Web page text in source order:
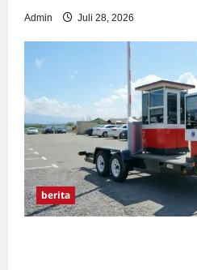
Admin Juli 28, 2026
berita